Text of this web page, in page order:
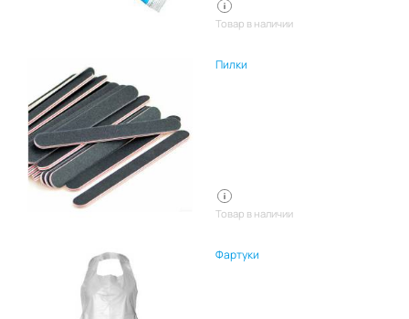
Товар в наличии
Пилки
Товар в наличии
Фартуки